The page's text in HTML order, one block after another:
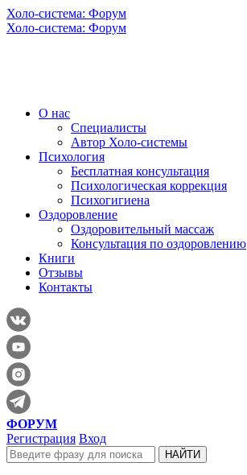
Холо-система: Форум
Холо-система: Форум
О нас
Специалисты
Автор Холо-системы
Психология
Бесплатная консультация
Психологическая коррекция
Психогигиена
Оздоровление
Оздоровительный массаж
Консультация по оздоровлению
Книги
Отзывы
Контакты
ФОРУМ
Регистрация Вход